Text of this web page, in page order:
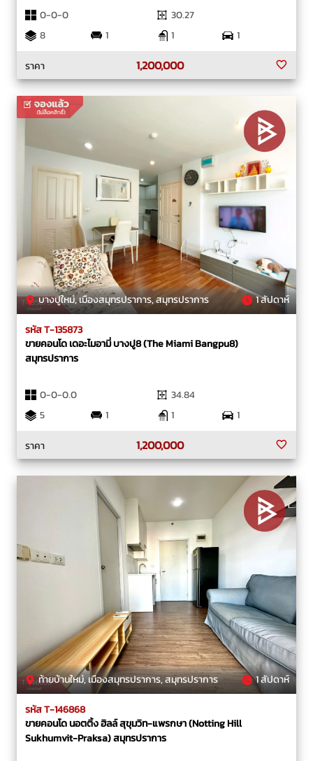
0-0-0
30.27
8
1 1
1
ราคา
1,200,000
บางปูใหม่, เมืองสมุทรปราการ, สมุทรปราการ 1 สัปดาห์
รหัส T-135873
ขายคอนโด เดอะไมอามี่ บางปู8 (The Miami Bangpu8)
สมุทรปราการ
0-0-0.0
34.84
5
1 1
1
ราคา
1,200,000
ท้ายบ้านใหม่, เมืองสมุทรปราการ, สมุทรปราการ 1 สัปดาห์
รหัส T-146868
ขายคอนโด นอตติ้ง ฮิลล์ สุขุมวิท-แพรกษา (Notting Hill
Sukhumvit-Praksa) สมุทรปราการ